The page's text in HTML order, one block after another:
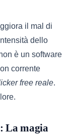
il mal di
dello
è un software
corrente
free reale.
La magia